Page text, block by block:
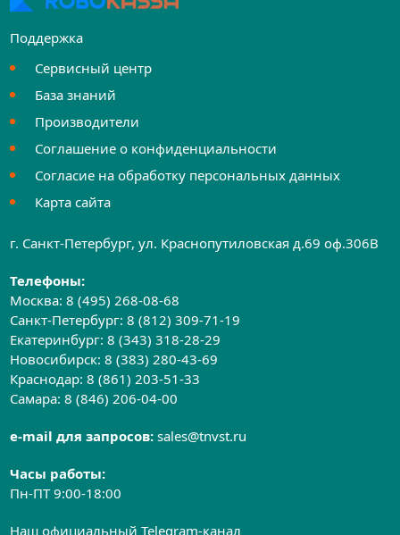
Поддержка
Сервисный центр
База знаний
Производители
Соглашение о конфиденциальности
Согласие на обработку персональных данных
Карта сайта
г. Санкт-Петербург, ул. Краснопутиловская д.69 оф.306B
Телефоны:
Москва:8 (495) 268-08-68
Санкт-Петербург:8 (812) 309-71-19
Екатеринбург:8 (343) 318-28-29
Новосибирск:8 (383) 280-43-69
Краснодар:8 (861) 203-51-33
Самара:8 (846) 206-04-00
e-mail для запросов:sales@tnvst.ru
Часы работы:
Пн-ПТ 9:00-18:00
Наш официальный Telegram-канал